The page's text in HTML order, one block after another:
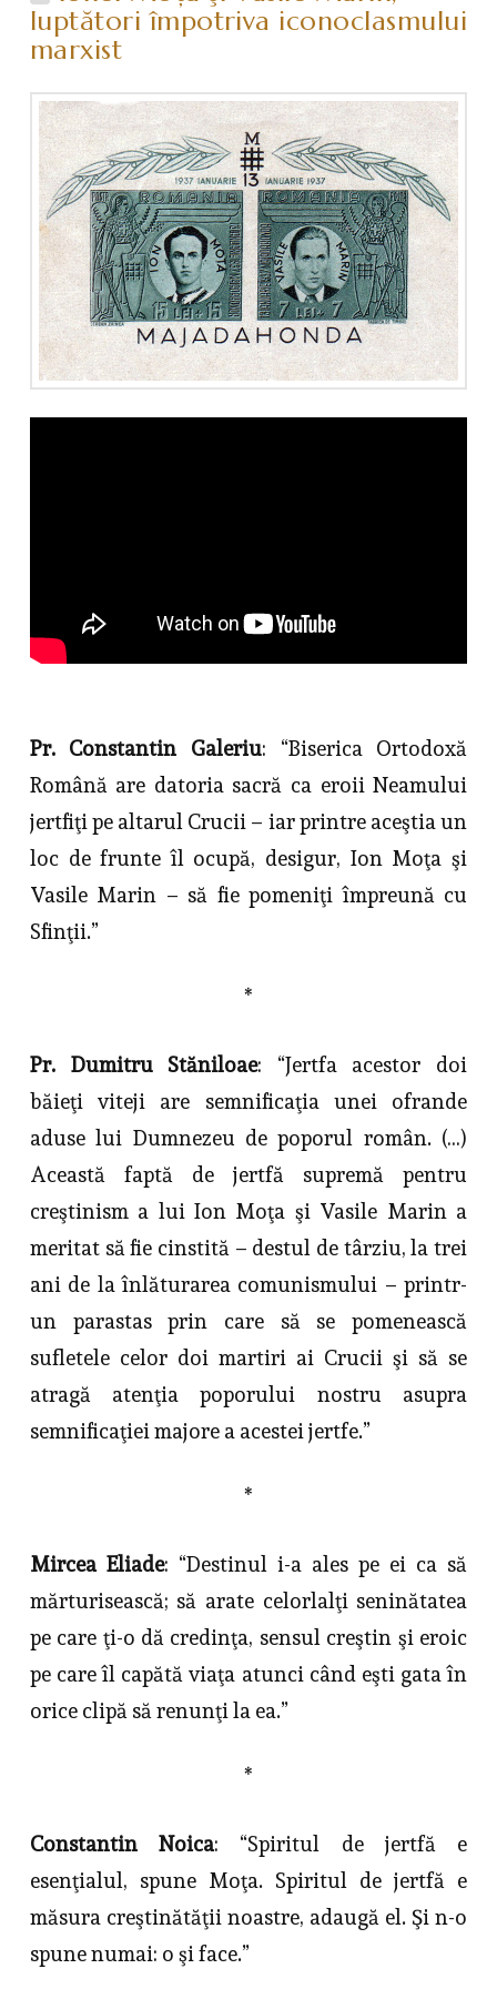
luptători împotriva iconoclasmului
marxist
Pr. Constantin Galeriu: “Biserica Ortodoxă
Română are datoria sacră ca eroii Neamului
jertfiţi pe altarul Crucii – iar printre aceştia un
loc de frunte îl ocupă, desigur, Ion Moţa şi
Vasile Marin – să fie pomeniţi împreună cu
Sfinţii.”
*
Pr. Dumitru Stăniloae: “Jertfa acestor doi
băieţi viteji are semnificaţia unei ofrande
aduse lui Dumnezeu de poporul român. (…)
Această faptă de jertfă supremă pentru
creştinism a lui Ion Moţa şi Vasile Marin a
meritat să fie cinstită – destul de târziu, la trei
ani de la înlăturarea comunismului – printr-
un parastas prin care să se pomenească
sufletele celor doi martiri ai Crucii şi să se
atragă atenţia poporului nostru asupra
semnificaţiei majore a acestei jertfe.”
*
Mircea Eliade: “Destinul i-a ales pe ei ca să
mărturisească; să arate celorlalţi seninătatea
pe care ţi-o dă credinţa, sensul creştin şi eroic
pe care îl capătă viaţa atunci când eşti gata în
orice clipă să renunţi la ea.”
*
Constantin Noica: “Spiritul de jertfă e
esenţialul, spune Moţa. Spiritul de jertfă e
măsura creştinătăţii noastre, adaugă el. Şi n-o
spune numai: o şi face.”